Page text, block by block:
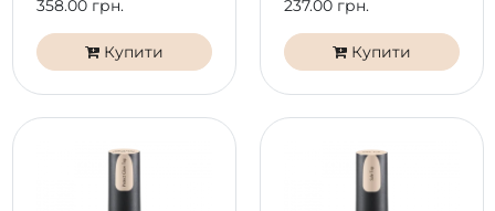
358.00 грн.
Купити
237.00 грн.
Купити